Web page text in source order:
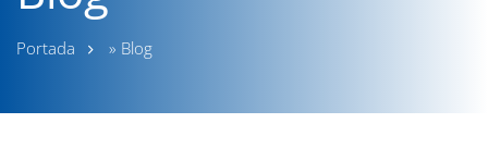
Portada » Blog